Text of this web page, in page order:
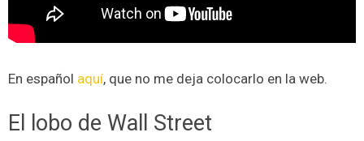
En español aquí, que no me deja colocarlo en la web.
El lobo de Wall Street